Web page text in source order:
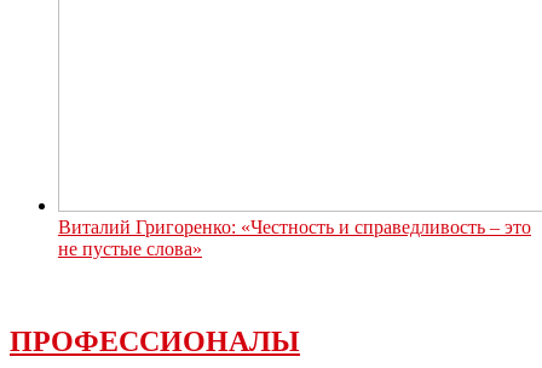
Виталий Григоренко: «Честность и справедливость – это
не пустые слова»
ПРОФЕССИОНАЛЫ